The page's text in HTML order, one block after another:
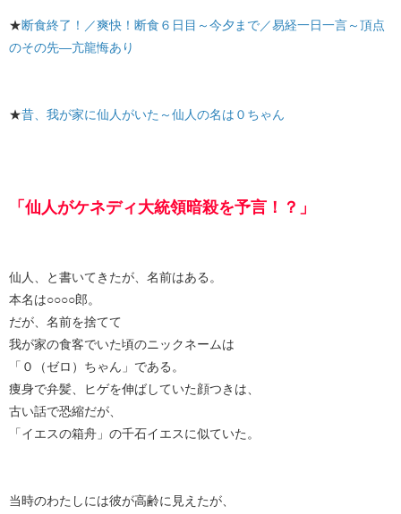
★断食終了！／爽快！断食６日目～今夕まで／易経一日一言～頂点
のその先―亢龍悔あり
★昔、我が家に仙人がいた～仙人の名は０ちゃん
「仙人がケネディ大統領暗殺を予言！？」
仙人、と書いてきたが、名前はある。
本名は○○○○郎。
だが、名前を捨てて
我が家の食客でいた頃のニックネームは
「０（ゼロ）ちゃん」である。
痩身で弁髪、ヒゲを伸ばしていた顔つきは、
古い話で恐縮だが、
「イエスの箱舟」の千石イエスに似ていた。
当時のわたしには彼が高齢に見えたが、